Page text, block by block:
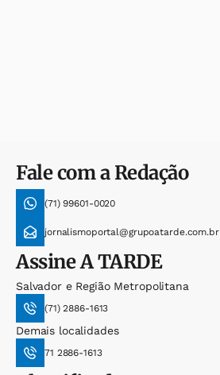
Fale com a Redação
(71) 99601-0020
jornalismoportal@grupoatarde.com.br
AssineA TARDE
Salvador e Região Metropolitana
(71) 2886-1613
Demais localidades
71 2886-1613